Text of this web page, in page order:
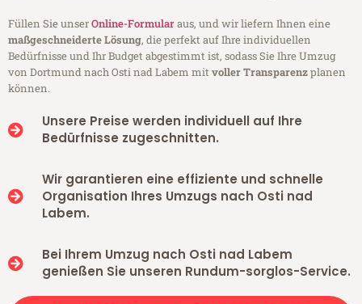
Füllen Sie unserOnline-Formularaus, und wir liefern Ihnen eine
maßgeschneiderte Lösung, die perfekt auf Ihre individuellen
Bedürfnisse und Ihr Budget abgestimmt ist, sodass Sie Ihre Umzug
von Dortmund nach Osti nad Labem mitvoller Transparenzplanen
können.
Unsere Preise werden individuell auf Ihre
Bedürfnisse zugeschnitten.
Wir garantieren eine effiziente und schnelle
Organisation Ihres Umzugs nach Osti nad
Labem.
Bei Ihrem Umzug nach Osti nad Labem
genießen Sie unseren Rundum-sorglos-Service.